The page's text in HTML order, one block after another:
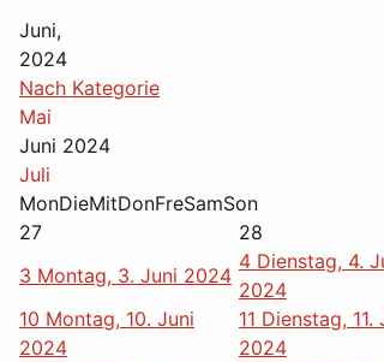
Juni,
2024
Nach Kategorie
Mai
Juni 2024
Juli
MonDieMitDonFreSamSon
27
28
3 Montag, 3. Juni 2024
4 Dienstag, 4.
2024
10 Montag, 10. Juni
2024
11 Dienstag, 11.
2024